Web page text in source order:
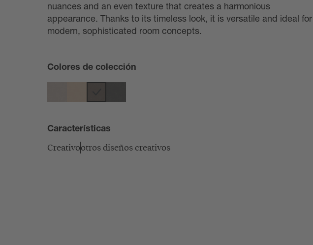
nuances and an even texture that creates a harmonious
appearance. Thanks to its timeless look, it is versatile and ideal for
modern, sophisticated room concepts.
Colores de colección
Características
Creativootros diseños creativos